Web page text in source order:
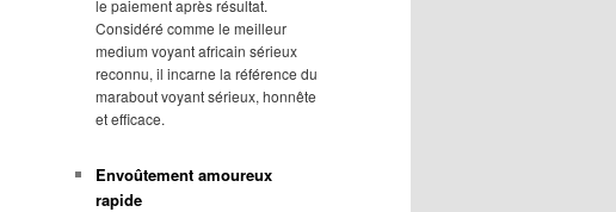
le paiement après résultat.
Considéré comme le meilleur
medium voyant africain sérieux
reconnu, il incarne la référence du
marabout voyant sérieux, honnête
et efficace.
Envoûtement amoureux
rapide